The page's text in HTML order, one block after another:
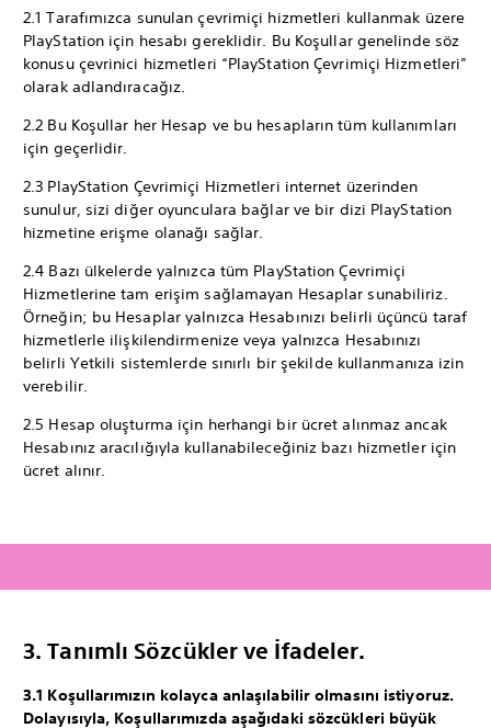
2.1 Tarafımızca sunulan çevrimiçi hizmetleri kullanmak üzere
PlayStation için hesabı gereklidir. Bu Koşullar genelinde söz
konusu çevrinici hizmetleri “PlayStation Çevrimiçi Hizmetleri”
olarak adlandıracağız.
2.2 Bu Koşullar her Hesap ve bu hesapların tüm kullanımları
için geçerlidir.
2.3 PlayStation Çevrimiçi Hizmetleri internet üzerinden
sunulur, sizi diğer oyunculara bağlar ve bir dizi PlayStation
hizmetine erişme olanağı sağlar.
2.4 Bazı ülkelerde yalnızca tüm PlayStation Çevrimiçi
Hizmetlerine tam erişim sağlamayan Hesaplar sunabiliriz.
Örneğin; bu Hesaplar yalnızca Hesabınızı belirli üçüncü taraf
hizmetlerle ilişkilendirmenize veya yalnızca Hesabınızı
belirli Yetkili sistemlerde sınırlı bir şekilde kullanmanıza izin
verebilir.
2.5 Hesap oluşturma için herhangi bir ücret alınmaz ancak
Hesabınız aracılığıyla kullanabileceğiniz bazı hizmetler için
ücret alınır.
3. Tanımlı Sözcükler ve İfadeler.
3.1 Koşullarımızın kolayca anlaşılabilir olmasını istiyoruz.
Dolayısıyla, Koşullarımızda aşağıdaki sözcükleri büyük